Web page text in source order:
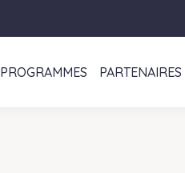
PROGRAMMES PARTENAIRES